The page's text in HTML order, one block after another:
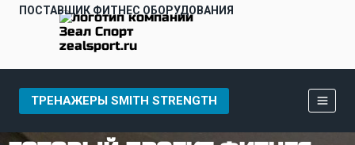
ПОСТАВЩИК ФИТНЕС ОБОРУДОВАНИЯ
ТРЕНАЖЕРЫ SMITH STRENGTH